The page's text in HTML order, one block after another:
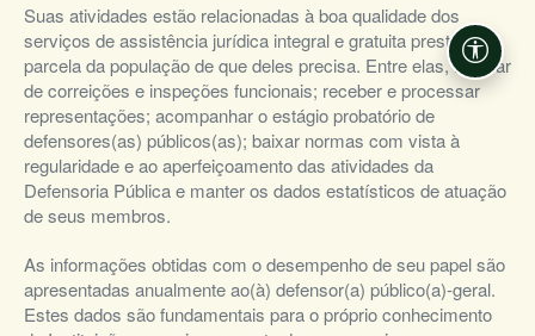
Suas atividades estão relacionadas à boa qualidade dos
serviços de assistência jurídica integral e gratuita prestados à
parcela da população de que deles precisa. Entre elas, realizar
de correições e inspeções funcionais; receber e processar
representações; acompanhar o estágio probatório de
defensores(as) públicos(as); baixar normas com vista à
regularidade e ao aperfeiçoamento das atividades da
Defensoria Pública e manter os dados estatísticos de atuação
de seus membros.
As informações obtidas com o desempenho de seu papel são
apresentadas anualmente ao(à) defensor(a) público(a)-geral.
Estes dados são fundamentais para o próprio conhecimento